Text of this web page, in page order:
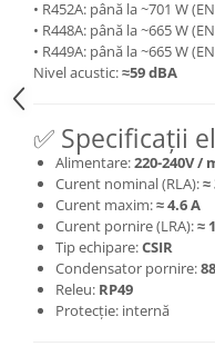
• R452A: până la ~701 W
• R448A: până la ~665 W
• R449A: până la ~665 W
Nivel acustic:≈59 dBA
✅ Specificații
Alimentare:220-240V /
Curent nominal (RLA):≈
Curent maxim:≈ 4.6 A
Curent pornire (LRA):≈
Tip echipare:CSIR
Condensator pornire:
Releu: RP49
Protecție: internă